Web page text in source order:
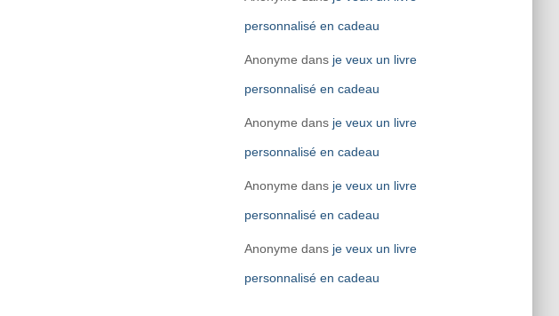
personnalisé en cadeau
Anonyme dans je veux un livre
personnalisé en cadeau
Anonyme dans je veux un livre
personnalisé en cadeau
Anonyme dans je veux un livre
personnalisé en cadeau
Anonyme dans je veux un livre
personnalisé en cadeau